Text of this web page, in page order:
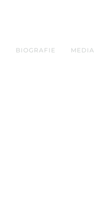
BIOGRAFIE MEDIA